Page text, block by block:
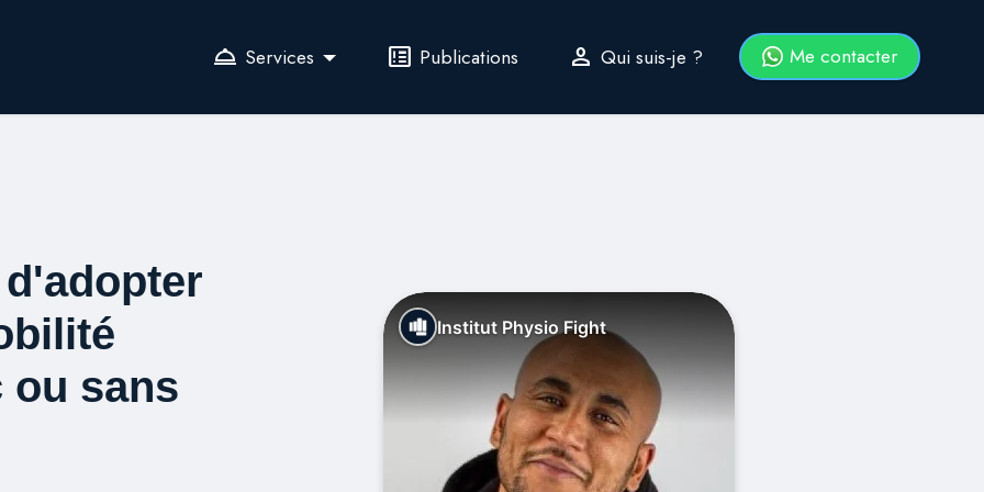
room_service Services breaking_news Publications person Qui suis-je ? Me contacter
ou sans
Institut Physio Fight